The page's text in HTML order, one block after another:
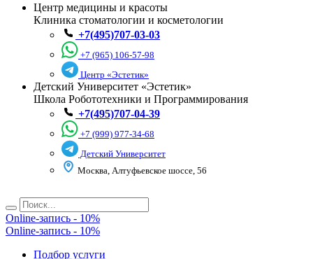
Центр медицины и красоты
Клиника стоматологии и косметологии
+7(495)707-03-03
+7 (965) 106-57-98
Центр «Эстетик»
Детский Университет «Эстетик»
Школа Робототехники и Программирования
+7(495)707-04-39
+7 (999) 977-34-68
Детский Университет
Москва, Алтуфьевское шоссе, 56
Online-запись - 10%
Online-запись - 10%
Подбор услуги